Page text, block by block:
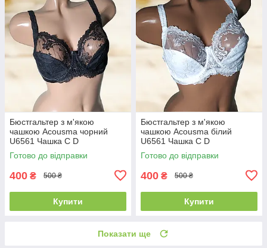
Бюстгальтер з м'якою
чашкою Acousma чорний
U6561 Чашка C D
Готово до відправки
400 ₴ 500 ₴
Купити
Бюстгальтер з м'якою
чашкою Acousma білий
U6561 Чашка C D
Готово до відправки
400 ₴ 500 ₴
Купити
Показати ще